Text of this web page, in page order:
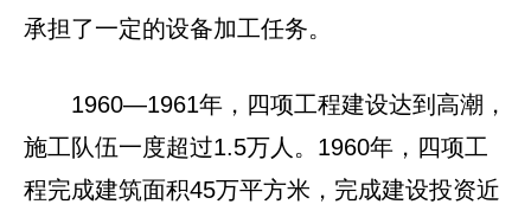
承担了一定的设备加工任务。
1960—1961年，四项工程建设达到高潮，
施工队伍一度超过1.5万人。1960年，四项工
程完成建筑面积45万平方米，完成建设投资近